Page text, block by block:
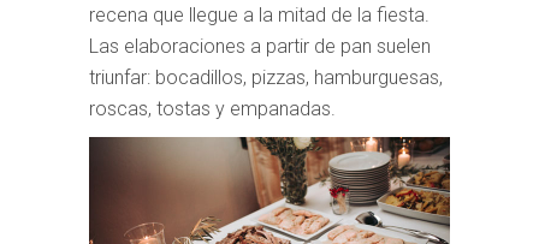
recena que llegue a la mitad de la fiesta.
Las elaboraciones a partir de pan suelen
triunfar: bocadillos, pizzas, hamburguesas,
roscas, tostas y empanadas.